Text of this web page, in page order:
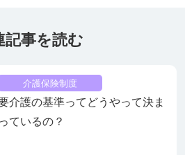
記事を読む
介護保険制度
介護の基準ってどうやって決ま
っているの？